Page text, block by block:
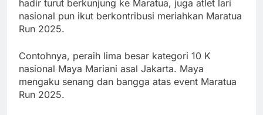
hadir turut berkunjung ke Maratua, juga atlet lari
nasional pun ikut berkontribusi meriahkan Maratua
Run 2025.
Contohnya, peraih lima besar kategori 10 K
nasional Maya Mariani asal Jakarta. Maya
mengaku senang dan bangga atas event Maratua
Run 2025.